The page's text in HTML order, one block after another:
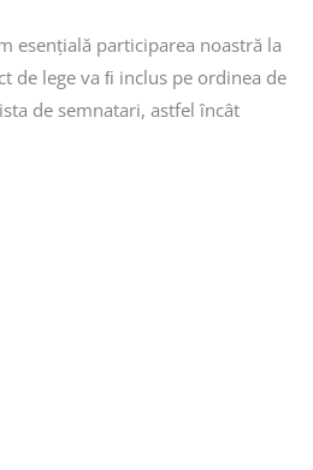
esențială participarea noastră la
de lege va ﬁ inclus pe ordinea de
de semnatari, astfel încât